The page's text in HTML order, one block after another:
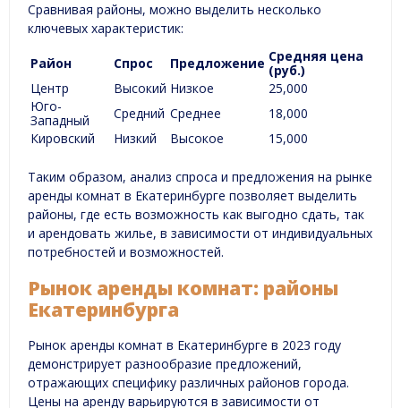
Сравнивая районы, можно выделить несколько
ключевых характеристик:
Район Спрос Предложение Средняя цена
(руб.)
Центр
Высокий Низкое
25,000
Юго-
Западный
Средний Среднее
18,000
Кировский
Низкий Высокое 15,000
Таким образом, анализ спроса и предложения на рынке
аренды комнат в Екатеринбурге позволяет выделить
районы, где есть возможность как выгодно сдать, так
и арендовать жилье, в зависимости от индивидуальных
потребностей и возможностей.
Рынок аренды комнат: районы
Екатеринбурга
Рынок аренды комнат в Екатеринбурге в 2023 году
демонстрирует разнообразие предложений,
отражающих специфику различных районов города.
Цены на аренду варьируются в зависимости от